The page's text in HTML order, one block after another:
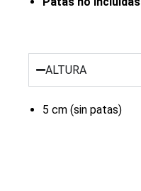
ALTURA
5 cm (sin patas)